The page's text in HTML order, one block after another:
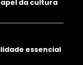
da cultura
essencial